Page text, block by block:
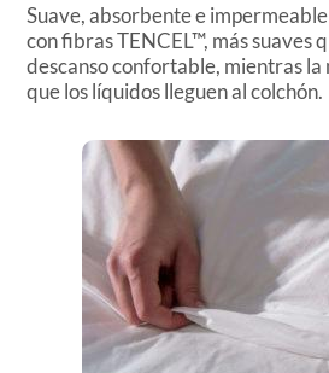
Suave, absorbente e
con fibras TENCEL™, más suaves
descanso confortable, mientras
que los líquidos lleguen al colchón.